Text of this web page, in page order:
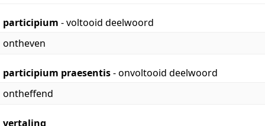
participium - voltooid deelwoord
ontheven
participium praesentis- onvoltooid deelwoord
ontheffend
vertaling